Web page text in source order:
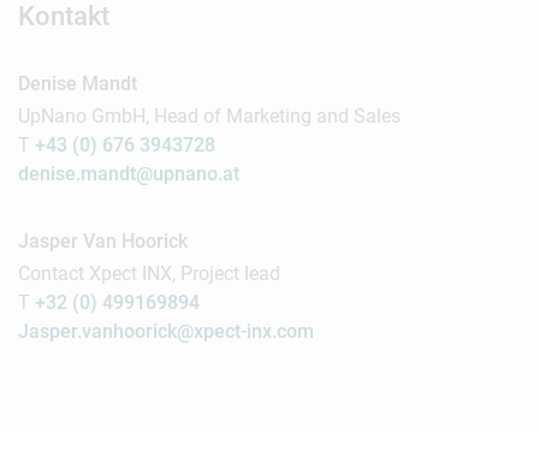
Kontakt
Denise Mandt
UpNano GmbH, Head of Marketing and Sales
T +43 (0) 676 3943728
denise.mandt@upnano.at
Jasper Van Hoorick
Contact Xpect INX, Project lead
T +32 (0) 499169894
Jasper.vanhoorick@xpect-inx.com